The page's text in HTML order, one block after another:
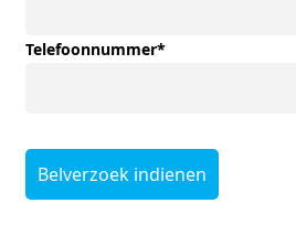
Telefoonnummer*
Belverzoek indienen